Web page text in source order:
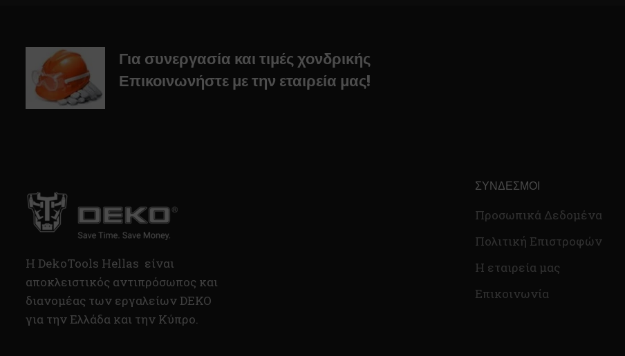
Για συνεργασία και τιμές χονδρικής
Επικοινωνήστε με την εταιρεία μας!
H DekoTools Hellas είναι
αποκλειστικός αντιπρόσωπος και
διανομέας των εργαλείων DEKO
για την Ελλάδα και την Κύπρο.
ΣΎΝΔΕΣΜΟΙ
Προσωπικά Δεδομένα
Πολιτική Επιστροφών
Η εταιρεία μας
Επικοινωνία